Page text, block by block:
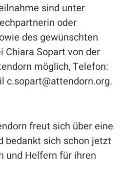
sind unter
oder
des gewünschten
Chiara Sopart von der
möglich, Telefon:
c.sopart@attendorn.org.
freut sich über eine
bedankt sich schon jetzt
und Helfern für ihren